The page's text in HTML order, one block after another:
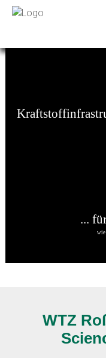
wie
Kraftstoffinfrastr
... fü
WTZ